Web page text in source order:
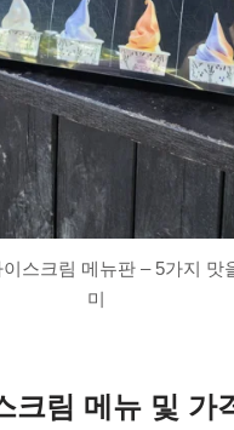
스크림 메뉴판 – 5가지 맛
미
크림 메뉴 및 가